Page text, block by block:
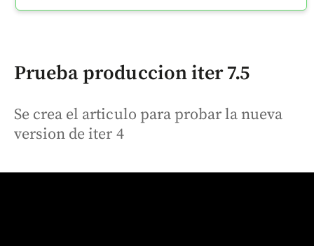
Prueba produccion iter 7.5
Se crea el articulo para probar la nueva
version de iter 4